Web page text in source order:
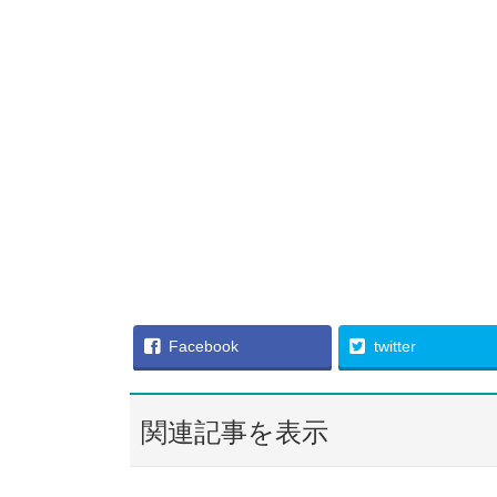
Facebook twitter
関連記事を表示